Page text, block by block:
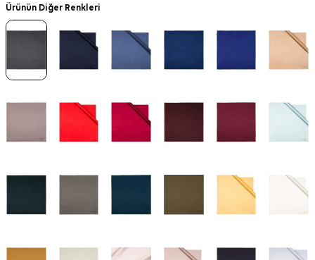
Ürünün Diğer Renkleri